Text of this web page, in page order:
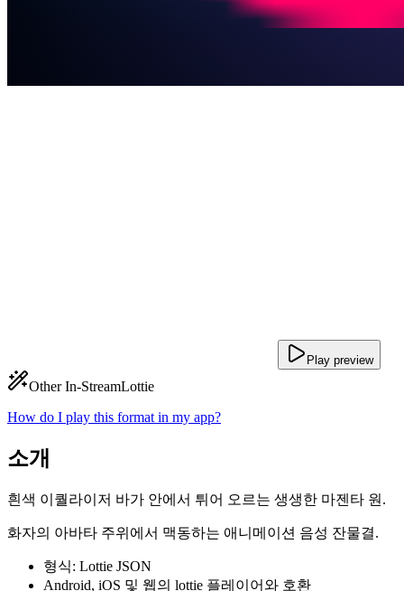
Play preview
Other In-StreamLottie
How do I play this format in my app?
소개
흰색 이퀄라이저 바가 안에서 튀어 오르는 생생한 마젠타 원.
화자의 아바타 주위에서 맥동하는 애니메이션 음성 잔물결.
형식: Lottie JSON
Android, iOS 및 웹의 lottie 플레이어와 호환